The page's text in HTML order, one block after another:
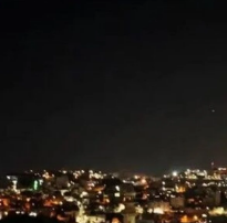
Yaşam